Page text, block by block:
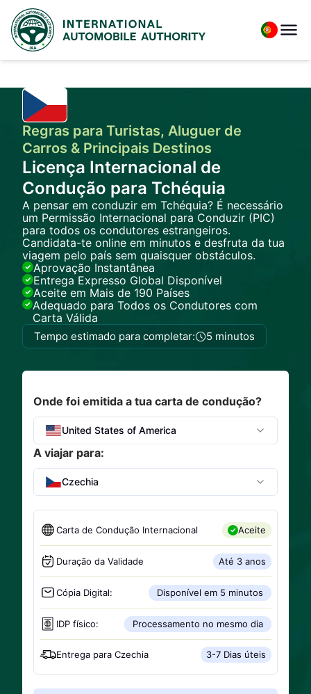
Regras para Turistas, Aluguer de
Carros & Principais Destinos
Licença Internacional de
Condução para Tchéquia
A pensar em conduzir em Tchéquia? É necessário
um Permissão Internacional para Conduzir (PIC)
para todos os condutores estrangeiros.
Candidata-te online em minutos e desfruta da tua
viagem pelo país sem quaisquer obstáculos.
Aprovação Instantânea
Entrega Expresso Global Disponível
Aceite em Mais de 190 Países
Adequado para Todos os Condutores com
Carta Válida
Tempo estimado para completar: 5 minutos
Onde foi emitida a tua carta de condução?
United States of America
A viajar para:
Czechia
Carta de Condução Internacional Aceite
Duração da Validade Até 3 anos
Cópia Digital: Disponível em 5 minutos
IDP físico: Processamento no mesmo dia
Entrega para Czechia 3-7 Dias úteis